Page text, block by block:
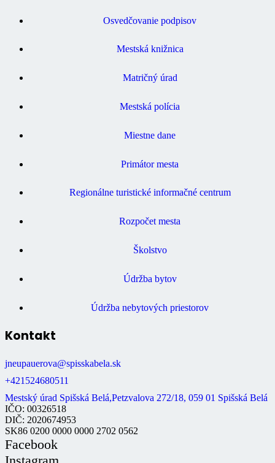
Osvedčovanie podpisov
Mestská knižnica
Matričný úrad
Mestská polícia
Miestne dane
Primátor mesta
Regionálne turistické informačné centrum
Rozpočet mesta
Školstvo
Údržba bytov
Údržba nebytových priestorov
Kontakt
jneupauerova@spisskabela.sk
+421524680511
Mestský úrad Spišská Belá,Petzvalova 272/18, 059 01 Spišská Belá
IČO: 00326518
DIČ: 2020674953
SK86 0200 0000 0000 2702 0562
Facebook